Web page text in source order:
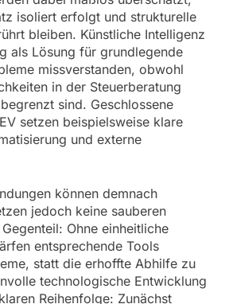
isoliert erfolgt und strukturelle
bleiben. Künstliche Intelligenz
als Lösung für grundlegende
missverstanden, obwohl
in der Steuerberatung
sind. Geschlossene
setzen beispielsweise klare
und externe
können demnach
jedoch keine sauberen
Ohne einheitliche
entsprechende Tools
statt die erhoffte Abhilfe zu
technologische Entwicklung
Reihenfolge: Zunächst